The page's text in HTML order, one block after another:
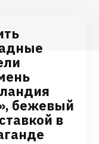
бежевый
в